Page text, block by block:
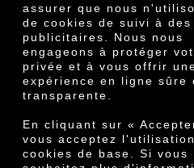
assurer que nous
de cookies de suivi à des
publicitaires. Nous nous
engageons à protéger
privée et à vous offrir
expérience en ligne sûre
transparente.
En cliquant sur «
vous acceptez
cookies de base. Si vous